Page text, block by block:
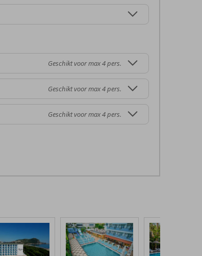
Geschikt voor max 4 pers.
Geschikt voor max 4 pers.
Geschikt voor max 4 pers.